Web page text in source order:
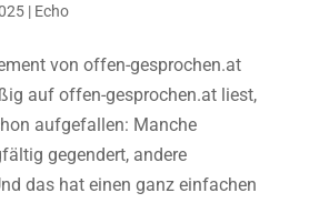
| Echo
von offen-gesprochen.at
auf offen-gesprochen.at liest,
aufgefallen: Manche
gegendert, andere
das hat einen ganz einfachen